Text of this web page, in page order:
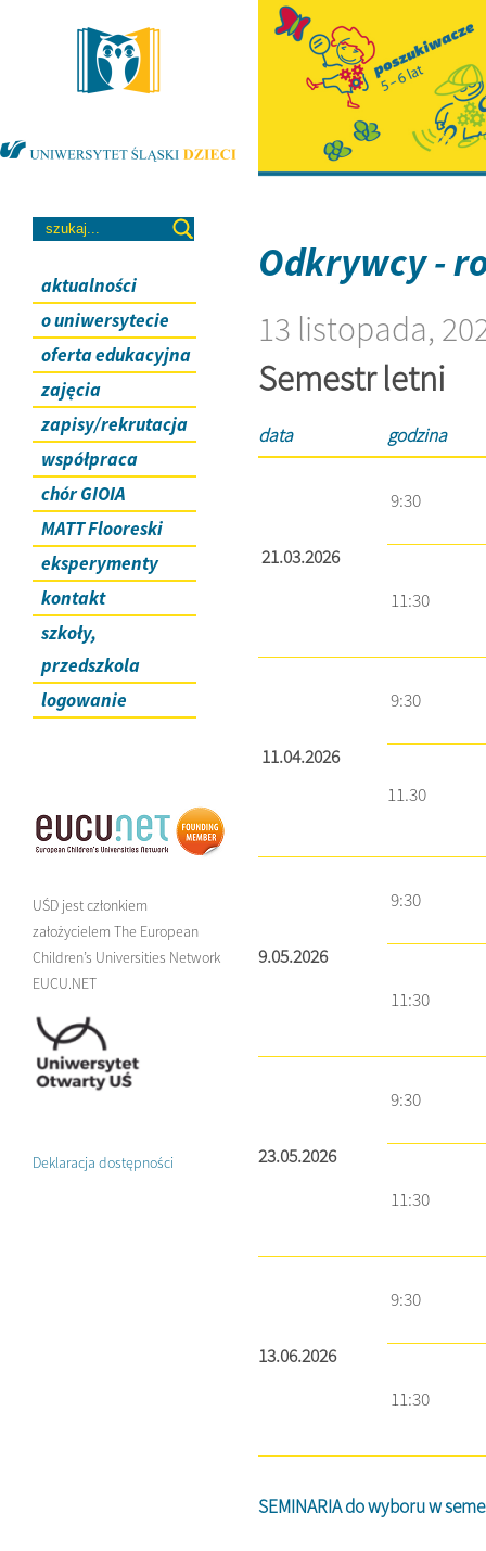
aktualności
o uniwersytecie
oferta edukacyjna
zajęcia
zapisy/rekrutacja
współpraca
chór GIOIA
MATT Flooreski
eksperymenty
kontakt
szkoły,
przedszkola
logowanie
UŚD jest członkiem
założycielem The European
Children’s Universities Network
EUCU.NET
Deklaracja dostępności
Odkrywcy -
13 listopada,
Semestr letni
data godzina
21.03.2026
9:30
11:30
11.04.2026
9:30
11.30
9.05.2026
9:30
11:30
23.05.2026
9:30
11:30
13.06.2026
9:30
11:30
SEMINARIA do wyboru w